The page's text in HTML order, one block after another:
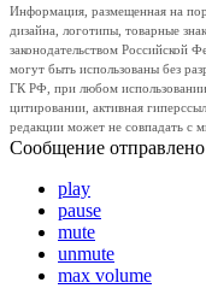
Информация, размещенная на
дизайна, логотипы, товарные
законодательством
могут быть использованы без
ГК РФ, при любом
цитировании, активная
редакции может не совпадать с
Сообщение отправлено
play
pause
mute
unmute
max volume